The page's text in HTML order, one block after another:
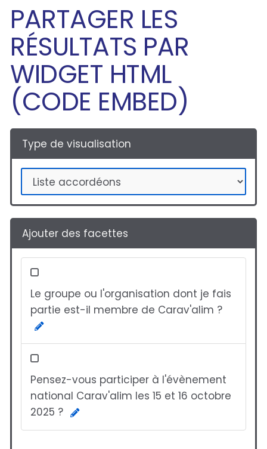
PARTAGER LES
RÉSULTATS PAR
WIDGET HTML
(CODE EMBED)
Type de visualisation
Ajouter des facettes
Le groupe ou l'organisation dont je fais
partie est-il membre de Carav'alim ?
Pensez-vous participer à l'évènement
national Carav'alim les 15 et 16 octobre
2025 ?